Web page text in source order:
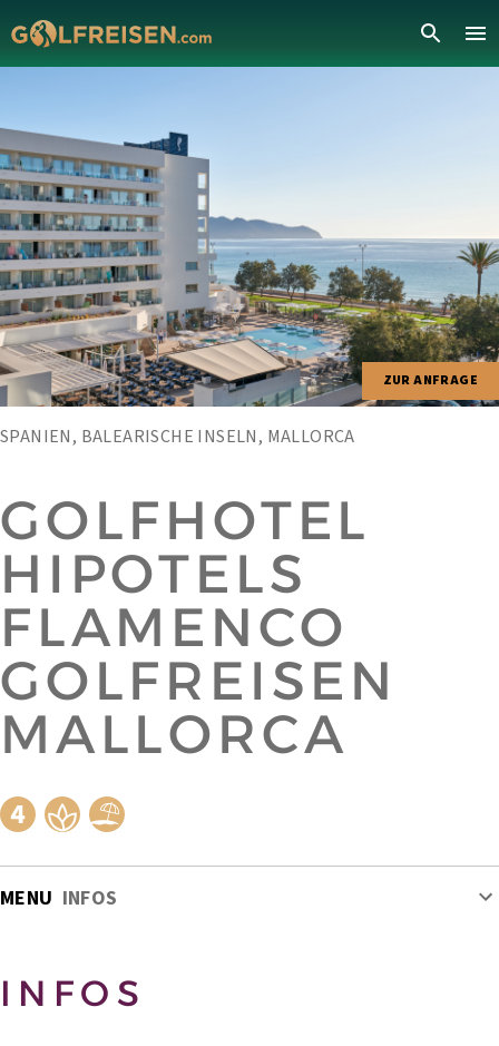
ZUR ANFRAGE
SPANIEN, BALEARISCHE INSELN, MALLORCA
GOLFHOTEL
HIPOTELS
FLAMENCO
GOLFREISEN
MALLORCA
MENU INFOS
INFOS